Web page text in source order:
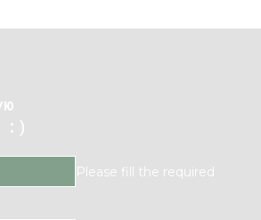
:)
Please fill the required